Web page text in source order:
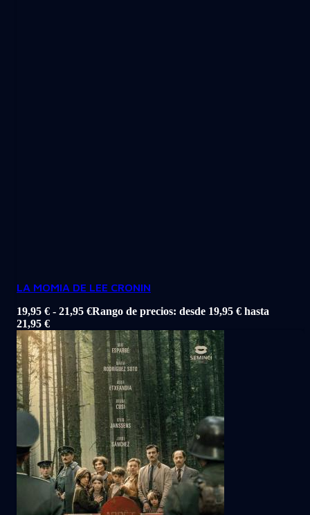
LA MOMIA DE LEE CRONIN
19,95 € - 21,95 €Rango de precios: desde 19,95 € hasta
21,95 €